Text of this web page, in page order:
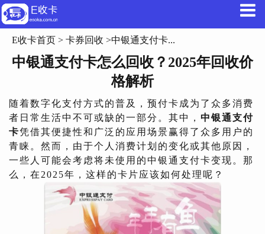
E收卡首页 > 卡券回收 >中银通支付卡...
中银通支付卡怎么回收？2025年回收价
格解析
随着数字化支付方式的普及，预付卡成为了众多消费
者日常生活中不可或缺的一部分。其中， 中银通支付
卡凭借其便捷性和广泛的应用场景赢得了众多用户的
青睐。然而，由于个人消费计划的变化或其他原因，
一些人可能会考虑将未使用的中银通支付卡变现。那
么，在2025年，这样的卡片应该如何处理呢？